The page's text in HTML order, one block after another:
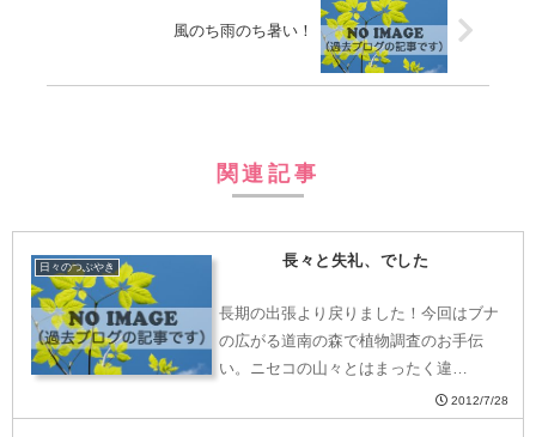
風のち雨のち暑い！
関連記事
日々のつぶやき 長々と失礼、でした
長期の出張より戻りました！今回はブナ
の広がる道南の森で植物調査のお手伝
い。ニセコの山々とはまったく違…
2012/7/28